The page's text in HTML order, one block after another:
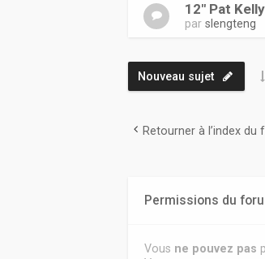
12" Pat
parslengteng
Nouveau sujet
Retourner à l’index du
Permissions du
Vous ne pouvez pas